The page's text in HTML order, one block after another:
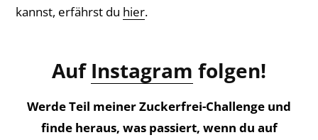
kannst, erfährst du hier.
Auf Instagram folgen!
Werde Teil meiner Zuckerfrei-Challenge und
finde heraus, was passiert, wenn du auf